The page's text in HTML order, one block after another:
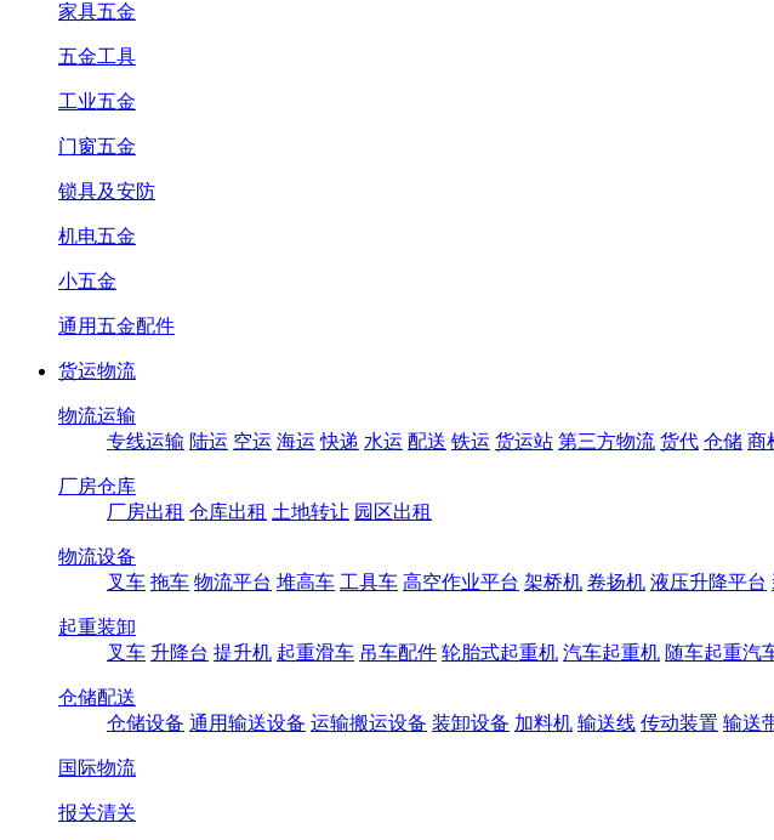
家具五金
五金工具
工业五金
门窗五金
锁具及安防
机电五金
小五金
通用五金配件
货运物流
物流运输
专线运输 陆运 空运 海运 快递 水运 配送 铁运 货运站 第三方物流 货代 仓储 商
厂房仓库
厂房出租 仓库出租 土地转让 园区出租
物流设备
叉车 拖车 物流平台 堆高车 工具车 高空作业平台 架桥机 卷扬机 液压升降平台
起重装卸
叉车 升降台 提升机 起重滑车 吊车配件 轮胎式起重机 汽车起重机 随车起重汽
仓储配送
仓储设备 通用输送设备 运输搬运设备 装卸设备 加料机 输送线 传动装置 输送
国际物流
报关清关